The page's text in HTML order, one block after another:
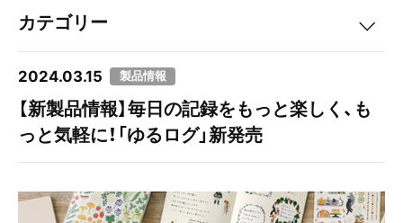
カテゴリー
すべて
重要
イベント
製品情報
2024.03.15 製品情報
【新製品情報】毎日の記録をもっと楽しく、も
っと気軽に！「ゆるログ」新発売